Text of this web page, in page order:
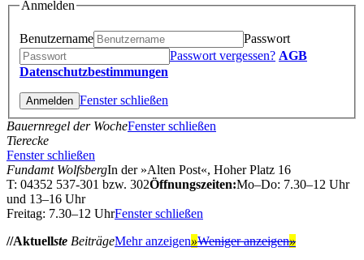
Anmelden
Benutzername
Passwort
Passwort vergessen? AGB
Datenschutzbestimmungen
Fenster schließen
Bauernregel der WocheFenster schließen
Tierecke
Fenster schließen
Fundamt WolfsbergIn der »Alten Post«, Hoher Platz 16
T: 04352 537-301 bzw. 302Öffnungszeiten:Mo–Do: 7.30–12 Uhr
und 13–16 Uhr
Freitag: 7.30–12 UhrFenster schließen
//Aktuellste BeiträgeMehr anzeigen»Weniger anzeigen»